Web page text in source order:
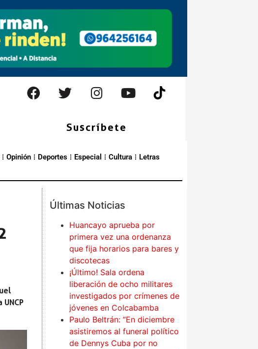
Suscríbete
Opinión Deportes Especial Cultura Letras
Últimas Noticias
Huancayo aprueba por
primera vez una ordenanza
que fija horarios para bares y
discotecas
¡Último! Sala ordena
liberación de ocho militares
investigados por crímenes de
jóvenes en Colcabamba
Paulo Beltrán: “En diciembre
asistiremos al funeral político
de Dennys Cuba por no